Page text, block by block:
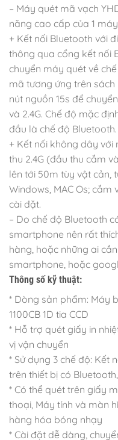
– Máy quét mã vạch
năng cao cấp của 1
+ Kết nối Bluetooth với
thông qua cổng kết nối
chuyển máy quét về
mã tương ứng trên
nút nguồn 15s để
và 2.4G. Chế độ mặc
đầu là chế độ Bluetooth.
+ Kết nối không dây
thu 2.4G (đầu thu cắm
lên tới 50m tùy vật cản,
Windows, MAC Os;
cài đặt.
– Do chế độ Bluetooth
smartphone nên rất
hàng, hoặc những ai
smartphone, hoặc
Thông số kỹ thuật:
* Dòng sản phẩm: Máy
1100CB 1D tia CCD
* Hỗ trợ quét giấy in
vị vận chuyển
* Sử dụng 3 chế độ: Kết
trên thiết bị có
* Có thể quét trên giấy
thoại, Máy tính và màn
hàng hóa bóng nhạy
* Cài đặt dễ dàng,